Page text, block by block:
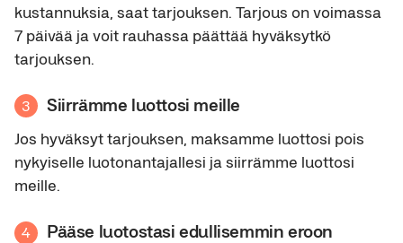
kustannuksia, saat tarjouksen. Tarjous on voimassa
7 päivää ja voit rauhassa päättää hyväksytkö
tarjouksen.
3 Siirrämme luottosi meille
Jos hyväksyt tarjouksen, maksamme luottosi pois
nykyiselle luotonantajallesi ja siirrämme luottosi
meille.
4 Pääse luotostasi edullisemmin eroon